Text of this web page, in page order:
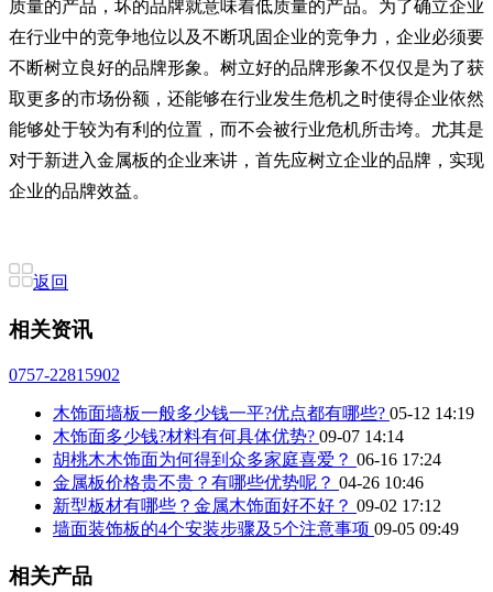
质量的产品，坏的品牌就意味着低质量的产品。为了确立企业
在行业中的竞争地位以及不断巩固企业的竞争力，企业必须要
不断树立良好的品牌形象。树立好的品牌形象不仅仅是为了获
取更多的市场份额，还能够在行业发生危机之时使得企业依然
能够处于较为有利的位置，而不会被行业危机所击垮。尤其是
对于新进入金属板的企业来讲，首先应树立企业的品牌，实现
企业的品牌效益。
返回
相关资讯
0757-22815902
木饰面墙板一般多少钱一平?优点都有哪些? 05-12 14:19
木饰面多少钱?材料有何具体优势? 09-07 14:14
胡桃木木饰面为何得到众多家庭喜爱？ 06-16 17:24
金属板价格贵不贵？有哪些优势呢？ 04-26 10:46
新型板材有哪些？金属木饰面好不好？ 09-02 17:12
墙面装饰板的4个安装步骤及5个注意事项 09-05 09:49
相关产品